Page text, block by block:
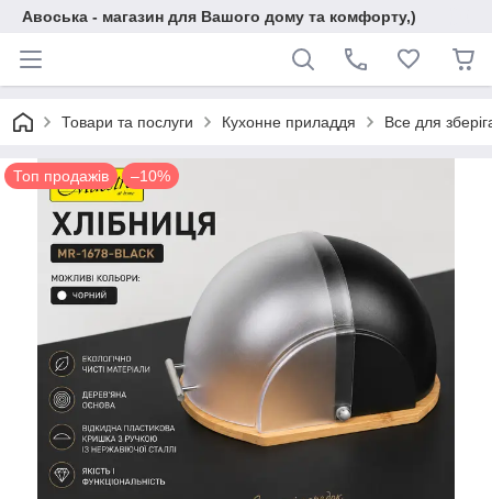
Авоська - магазин для Вашого дому та комфорту,)
Товари та послуги Кухонне приладдя Все для
Топ продажів –10%